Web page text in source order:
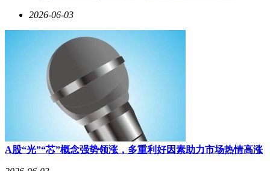
2026-06-03
A股“光”“芯”概念强势领涨，多重利好因素助力市场热情高涨